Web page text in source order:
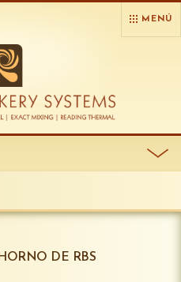
MENÚ
DE RBS